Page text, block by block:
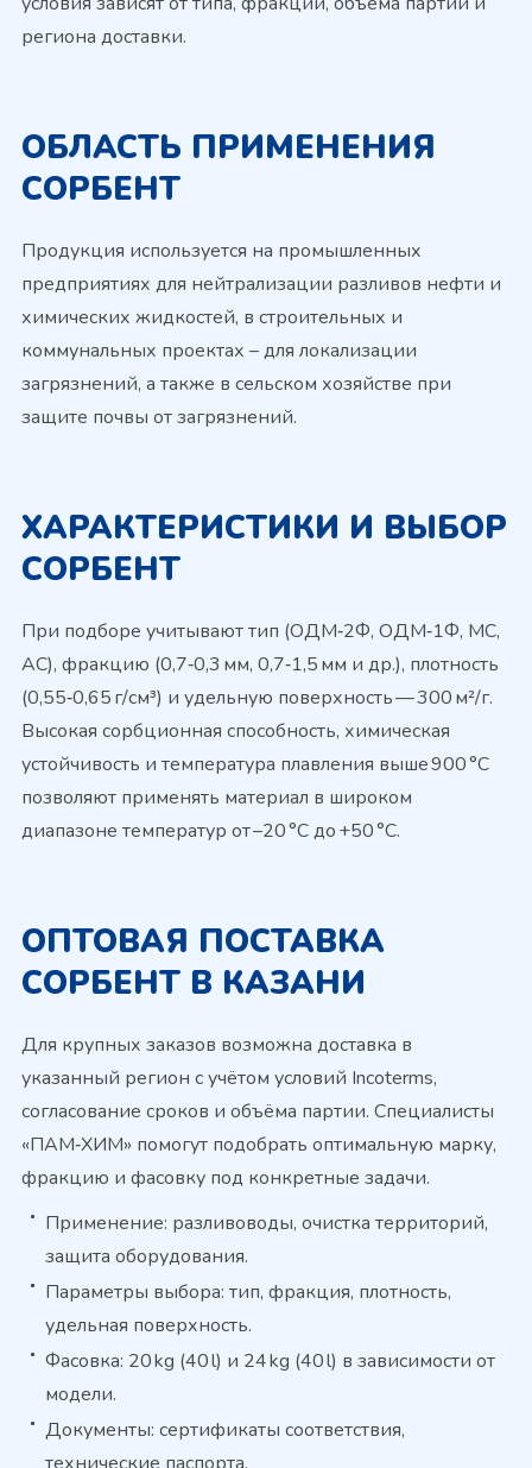
региона доставки.
ОБЛАСТЬ ПРИМЕНЕНИЯ
СОРБЕНТ
Продукция используется на промышленных
предприятиях для нейтрализации разливов нефти и
химических жидкостей, в строительных и
коммунальных проектах – для локализации
загрязнений, а также в сельском хозяйстве при
защите почвы от загрязнений.
ХАРАКТЕРИСТИКИ И ВЫБОР
СОРБЕНТ
При подборе учитывают тип (ОДМ‑2Ф, ОДМ‑1Ф, МС,
АС), фракцию (0,7‑0,3 мм, 0,7‑1,5 мм и др.), плотность
(0,55‑0,65 г/см³) и удельную поверхность — 300 м²/г.
Высокая сорбционная способность, химическая
устойчивость и температура плавления выше 900 °C
позволяют применять материал в широком
диапазоне температур от –20 °C до +50 °C.
ОПТОВАЯ ПОСТАВКА
СОРБЕНТ В КАЗАНИ
Для крупных заказов возможна доставка в
указанный регион с учётом условий Incoterms,
согласование сроков и объёма партии. Специалисты
«ПАМ‑ХИМ» помогут подобрать оптимальную марку,
фракцию и фасовку под конкретные задачи.
Применение: разливоводы, очистка территорий,
защита оборудования.
Параметры выбора: тип, фракция, плотность,
удельная поверхность.
Фасовка: 20 kg (40 l) и 24 kg (40 l) в зависимости от
модели.
Документы: сертификаты соответствия,
технические паспорта.